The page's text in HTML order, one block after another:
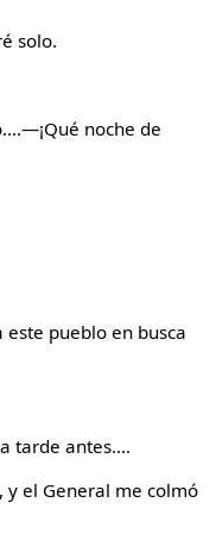
solo.
noche de
pueblo en busca
tarde antes....
y el General me colmó